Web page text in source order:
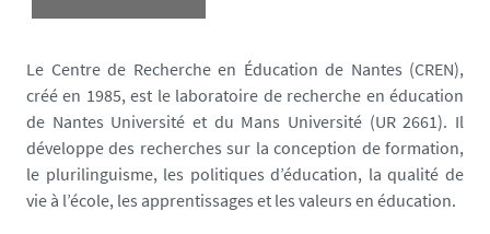
Le Centre de Recherche en Éducation de Nantes (CREN),
créé en 1985, est le laboratoire de recherche en éducation
de Nantes Université et du Mans Université (UR 2661). Il
développe des recherches sur la conception de formation,
le plurilinguisme, les politiques d’éducation, la qualité de
vie à l’école, les apprentissages et les valeurs en éducation.